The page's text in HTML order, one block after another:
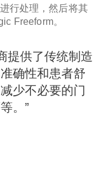
行处理，然后将其
Freeform。
提供了传统制造
确性和患者舒
少不必要的门
。”